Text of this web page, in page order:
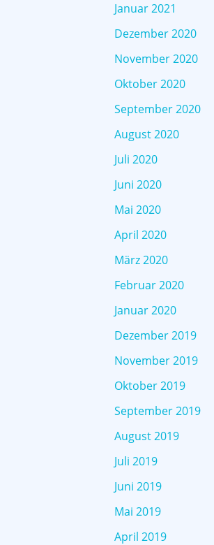
Januar 2021
Dezember 2020
November 2020
Oktober 2020
September 2020
August 2020
Juli 2020
Juni 2020
Mai 2020
April 2020
März 2020
Februar 2020
Januar 2020
Dezember 2019
November 2019
Oktober 2019
September 2019
August 2019
Juli 2019
Juni 2019
Mai 2019
April 2019